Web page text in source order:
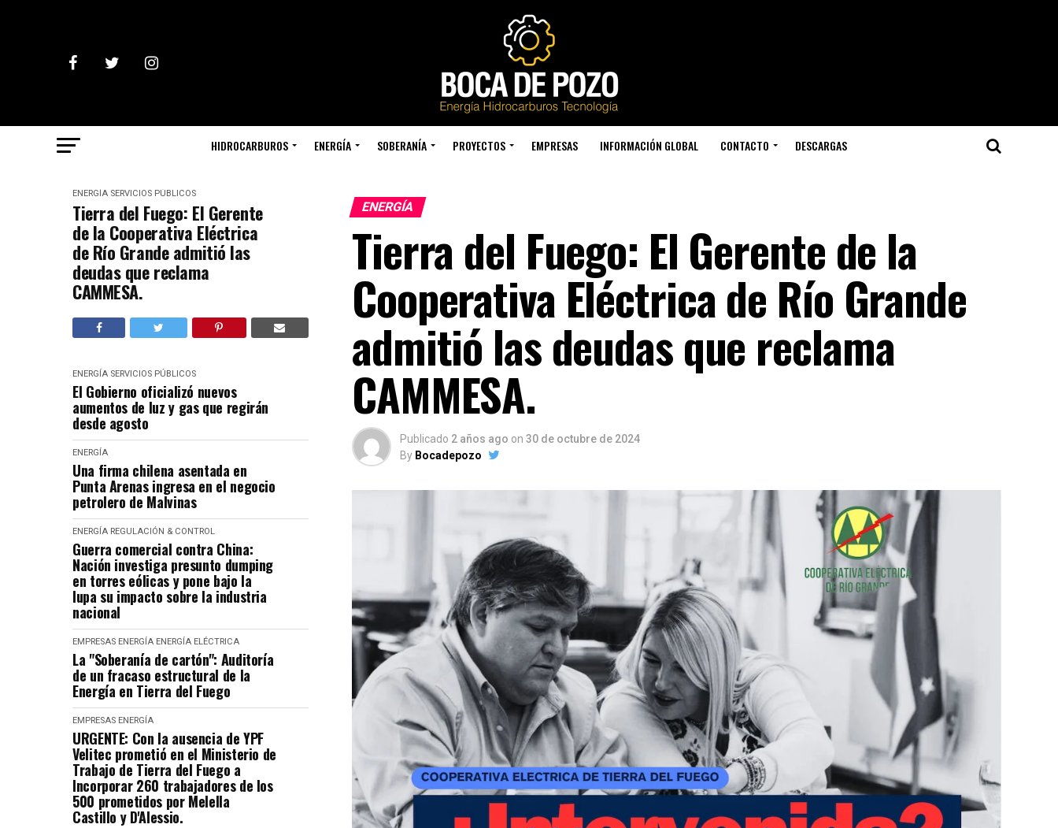
HIDROCARBUROS ENERGÍA SOBERANÍA PROYECTOS EMPRESAS INFORMACIÓN GLOBAL CONTACTO DESCARGAS
ENERGÍA SERVICIOS PÚBLICOS
Tierra del Fuego: El Gerente
de la Cooperativa Eléctrica
de Río Grande admitió las
deudas que reclama
CAMMESA.
ENERGÍA SERVICIOS PÚBLICOS
El Gobierno oficializó nuevos
aumentos de luz y gas que regirán
desde agosto
ENERGÍA
Una firma chilena asentada en
Punta Arenas ingresa en el negocio
petrolero de Malvinas
ENERGÍA REGULACIÓN & CONTROL
Guerra comercial contra China:
Nación investiga presunto dumping
en torres eólicas y pone bajo la
lupa su impacto sobre la industria
nacional
EMPRESAS ENERGÍA ENERGÍA ELÉCTRICA
La "Soberanía de cartón": Auditoría
de un fracaso estructural de la
Energía en Tierra del Fuego
EMPRESAS ENERGÍA
URGENTE: Con la ausencia de YPF
Velitec prometió en el Ministerio de
Trabajo de Tierra del Fuego a
Incorporar 260 trabajadores de los
500 prometidos por Melella
Castillo y D'Alessio.
ENERGÍA
Tierra del Fuego: El Gerente de la
Cooperativa Eléctrica de Río Grande
admitió las deudas que reclama
CAMMESA.
Publicado 2 años ago on 30 de octubre de 2024
By Bocadepozo